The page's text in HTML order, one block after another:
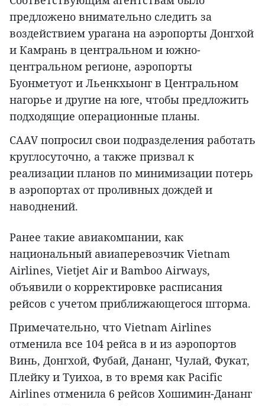
предложено внимательно следить за
воздействием урагана на аэропорты Донгхой
и Камрань в центральном и южно-
центральном регионе, аэропорты
Буонметуот и Льенкхыонг в Центральном
нагорье и другие на юге, чтобы предложить
подходящие операционные планы.
CAAV попросил свои подразделения работать
круглосуточно, а также призвал к
реализации планов по минимизации потерь
в аэропортах от проливных дождей и
наводнений.
Ранее такие авиакомпании, как
национальный авиаперевозчик Vietnam
Airlines, Vietjet Air и Bamboo Airways,
объявили о корректировке расписания
рейсов с учетом приближающегося шторма.
Примечательно, что Vietnam Airlines
отменила все 104 рейса в и из аэропортов
Винь, Донгхой, Фубай, Дананг, Чулай, Фукат,
Плейку и Туихоа, в то время как Pacific
Airlines отменила 6 рейсов Хошимин-Дананг